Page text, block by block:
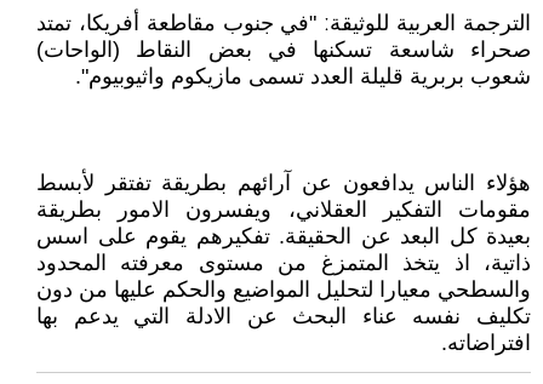
الترجمة العربية للوثيقةː "في جنوب مقاطعة أفريكا، تمتد
صحراء شاسعة تسكنها في بعض النقاط (الواحات)
شعوب بربرية قليلة العدد تسمى مازيكوم واثيوبيوم".
هؤلاء الناس يدافعون عن آرائهم بطريقة تفتقر لأبسط
مقومات التفكير العقلاني، ويفسرون الامور بطريقة
بعيدة كل البعد عن الحقيقة. تفكيرهم يقوم على اسس
ذاتية، اذ يتخذ المتمزغ من مستوى معرفته المحدود
والسطحي معيارا لتحليل المواضيع والحكم عليها من دون
تكليف نفسه عناء البحث عن الادلة التي يدعم بها
افتراضاته.